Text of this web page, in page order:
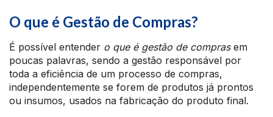
O que é Gestão de Compras?
É possível entender o que é gestão de comprasem
poucas palavras, sendo a gestão responsável por
toda a eficiência de um processo de compras,
independentemente se forem de produtos já prontos
ou insumos, usados na fabricação do produto final.